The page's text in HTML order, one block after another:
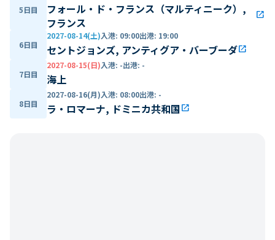
5日目
フォール・ド・フランス（マルティニーク）,
フランス
open_in_new
6日目
2027-08-14(土)入港: 09:00出港: 19:00
セントジョンズ, アンティグア・バーブーダopen_in_new
7日目
2027-08-15(日)入港: -出港: -
海上
8日目
2027-08-16(月)入港: 08:00出港: -
ラ・ロマーナ, ドミニカ共和国open_in_new